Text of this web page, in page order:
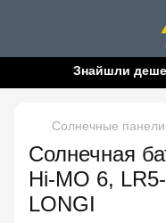
Знайшли
Солнечные панели
Солнечная
Hi-MO 6,
LONGI